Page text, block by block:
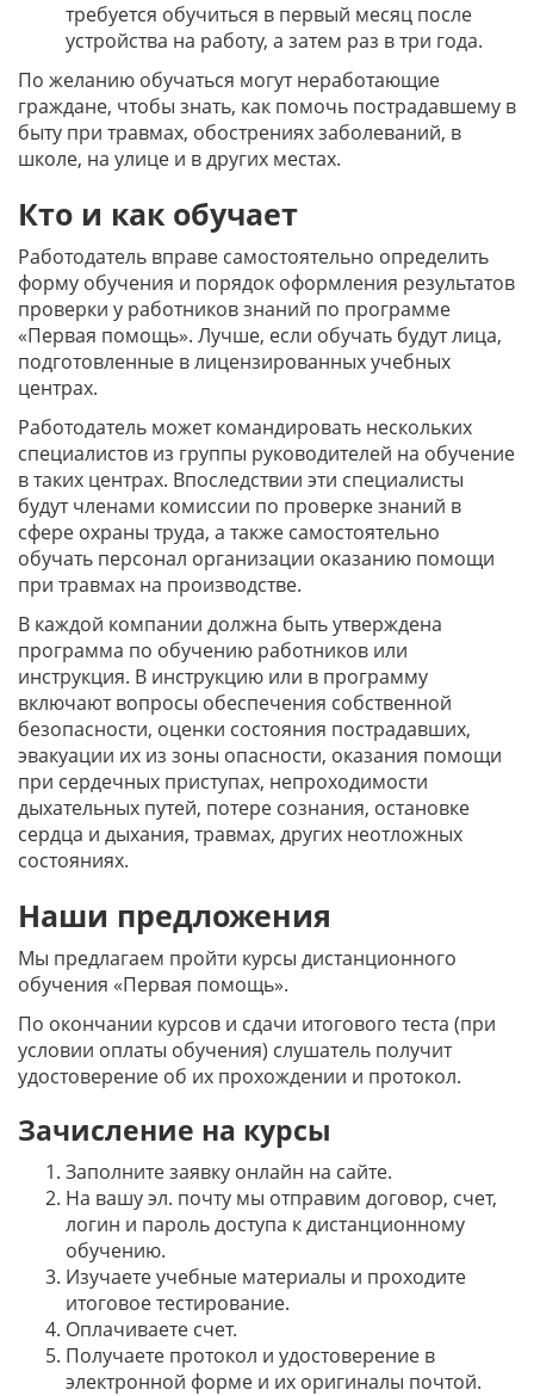
требуется обучиться в первый месяц после
устройства на работу, а затем раз в три года.
По желанию обучаться могут неработающие
граждане, чтобы знать, как помочь пострадавшему в
быту при травмах, обострениях заболеваний, в
школе, на улице и в других местах.
Кто и как обучает
Работодатель вправе самостоятельно определить
форму обучения и порядок оформления результатов
проверки у работников знаний по программе
«Первая помощь». Лучше, если обучать будут лица,
подготовленные в лицензированных учебных
центрах.
Работодатель может командировать нескольких
специалистов из группы руководителей на обучение
в таких центрах. Впоследствии эти специалисты
будут членами комиссии по проверке знаний в
сфере охраны труда, а также самостоятельно
обучать персонал организации оказанию помощи
при травмах на производстве.
В каждой компании должна быть утверждена
программа по обучению работников или
инструкция. В инструкцию или в программу
включают вопросы обеспечения собственной
безопасности, оценки состояния пострадавших,
эвакуации их из зоны опасности, оказания помощи
при сердечных приступах, непроходимости
дыхательных путей, потере сознания, остановке
сердца и дыхания, травмах, других неотложных
состояниях.
Наши предложения
Мы предлагаем пройти курсы дистанционного
обучения «Первая помощь».
По окончании курсов и сдачи итогового теста (при
условии оплаты обучения) слушатель получит
удостоверение об их прохождении и протокол.
Зачисление на курсы
Заполните заявку онлайн на сайте.
На вашу эл. почту мы отправим договор, счет,
логин и пароль доступа к дистанционному
обучению.
Изучаете учебные материалы и проходите
итоговое тестирование.
Оплачиваете счет.
Получаете протокол и удостоверение в
электронной форме и их оригиналы почтой.